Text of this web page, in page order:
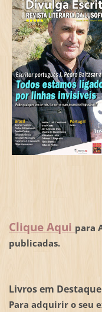
Clique Aqui para
publicadas.
Livros em
Para adquirir o seu